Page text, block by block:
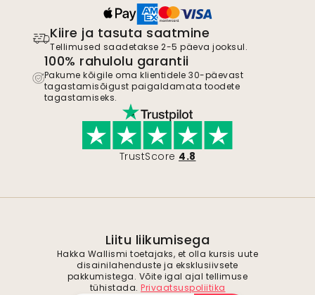
Kiire ja tasuta saatmine
Tellimused saadetakse 2-5 päeva jooksul.
100% rahulolu garantii
Pakume kõigile oma klientidele 30-päevast
tagastamisõigust paigaldamata toodete
tagastamiseks.
TrustScore 4.8
Liitu liikumisega
Hakka Wallismi toetajaks, et olla kursis uute
disainilahenduste ja eksklusiivsete
pakkumistega. Võite igal ajal tellimuse
tühistada. Privaatsuspoliitika